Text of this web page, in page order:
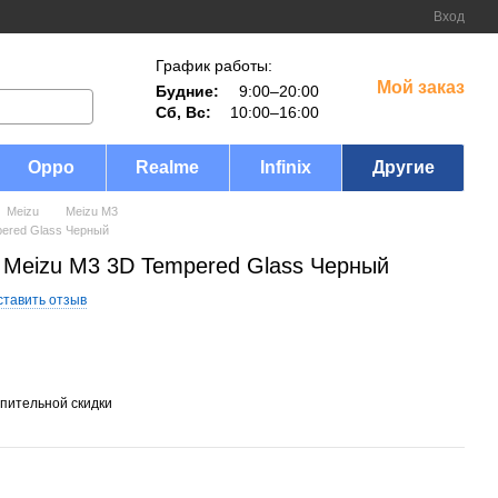
Вход
График работы:
Будние:
9:00–20:00
Сб, Вс:
10:00–16:00
Мой заказ
Oppo Realme Infinix Другие
Meizu
Meizu M3
Glass Черный
M3 3D Tempered Glass Черный
отзыв
скидки